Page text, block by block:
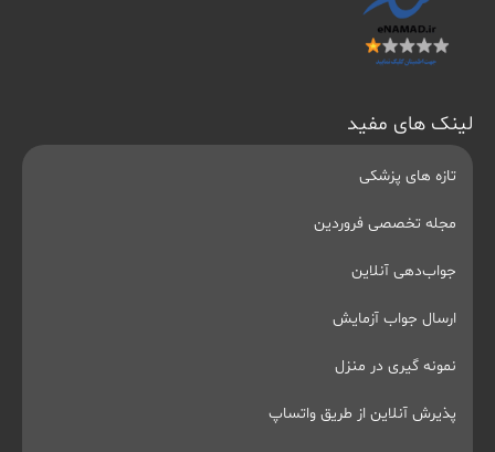
لینک های مفید
تازه های پزشکی
مجله تخصصی فروردین
جواب‌دهی آنلاین
ارسال جواب آزمایش
نمونه گیری در منزل
پذیرش آنلاین از طریق واتساپ